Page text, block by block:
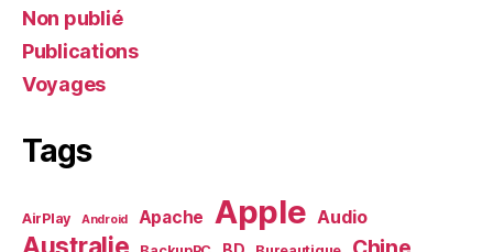
Non publié
Publications
Voyages
Tags
AirPlay Android Apache Apple Audio
Australie